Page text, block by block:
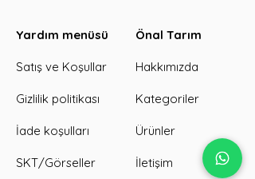
Yardım menüsü
Satış ve Koşullar
Gizlilik politikası
İade koşulları
SKT/Görseller
Önal Tarım
Hakkımızda
Kategoriler
Ürünler
İletişim